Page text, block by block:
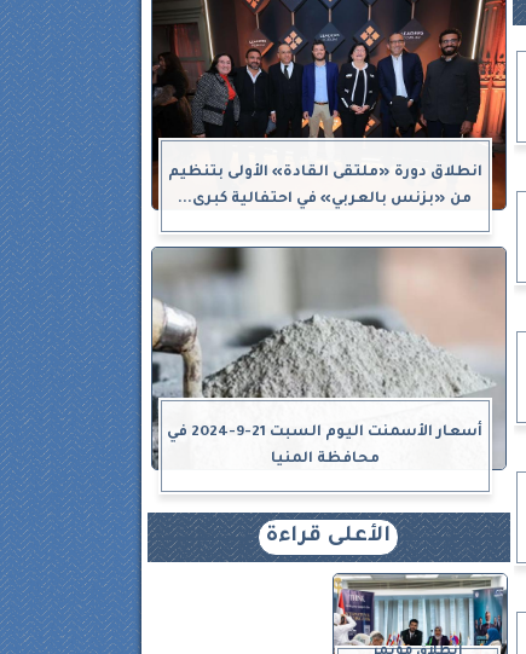
انطلاق دورة «ملتقى القادة» الأولى بتنظيم
من «بزنس بالعربي» في احتفالية كبرى...
أسعار الأسمنت اليوم السبت 21-9-2024 في
محافظة المنيا
الأعلى قراءة
انطلاق مؤتمر